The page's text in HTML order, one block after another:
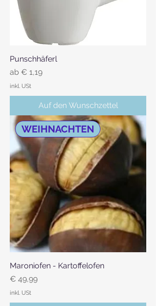
Punschhäferl
ab € 1,19
Sale-Preis
inkl. USt
Auf den Wunschzettel
WEIHNACHTEN
Maroniofen - Kartoffelofen
Preis
€ 49,99
inkl. USt